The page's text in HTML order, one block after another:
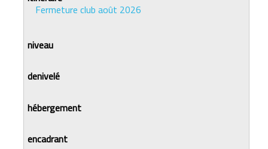
Fermeture club août 2026